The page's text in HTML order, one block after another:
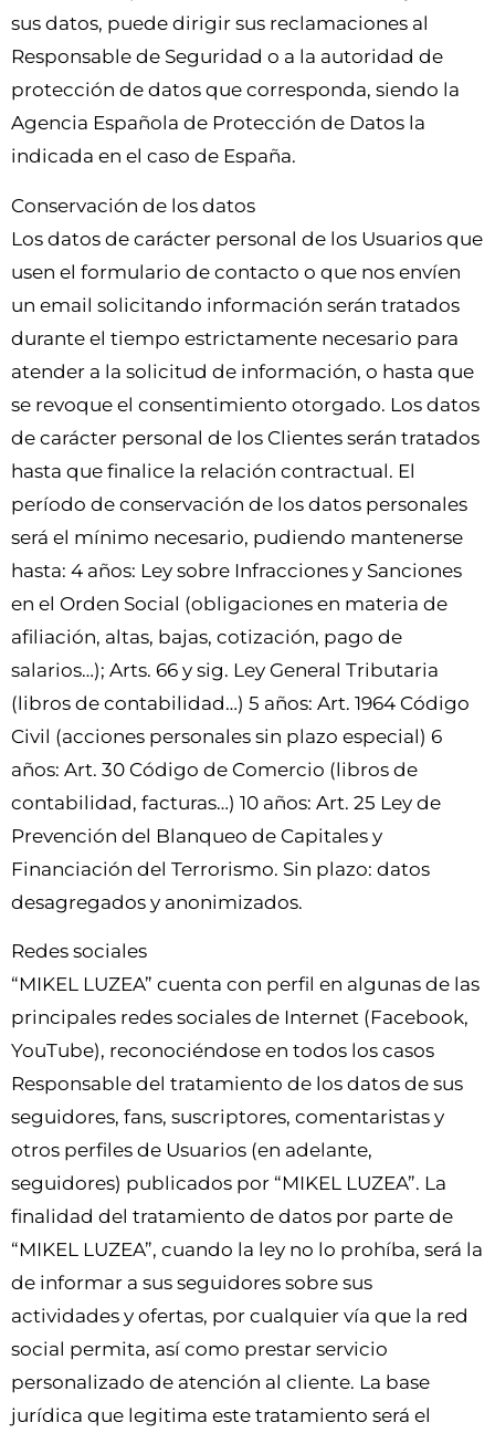
sus datos, puede dirigir sus reclamaciones al
Responsable de Seguridad o a la autoridad de
protección de datos que corresponda, siendo la
Agencia Española de Protección de Datos la
indicada en el caso de España.
Conservación de los datos
Los datos de carácter personal de los Usuarios que
usen el formulario de contacto o que nos envíen
un email solicitando información serán tratados
durante el tiempo estrictamente necesario para
atender a la solicitud de información, o hasta que
se revoque el consentimiento otorgado. Los datos
de carácter personal de los Clientes serán tratados
hasta que finalice la relación contractual. El
período de conservación de los datos personales
será el mínimo necesario, pudiendo mantenerse
hasta: 4 años: Ley sobre Infracciones y Sanciones
en el Orden Social (obligaciones en materia de
afiliación, altas, bajas, cotización, pago de
salarios…); Arts. 66 y sig. Ley General Tributaria
(libros de contabilidad…) 5 años: Art. 1964 Código
Civil (acciones personales sin plazo especial) 6
años: Art. 30 Código de Comercio (libros de
contabilidad, facturas…) 10 años: Art. 25 Ley de
Prevención del Blanqueo de Capitales y
Financiación del Terrorismo. Sin plazo: datos
desagregados y anonimizados.
Redes sociales
“MIKEL LUZEA” cuenta con perfil en algunas de las
principales redes sociales de Internet (Facebook,
YouTube), reconociéndose en todos los casos
Responsable del tratamiento de los datos de sus
seguidores, fans, suscriptores, comentaristas y
otros perfiles de Usuarios (en adelante,
seguidores) publicados por “MIKEL LUZEA”. La
finalidad del tratamiento de datos por parte de
“MIKEL LUZEA”, cuando la ley no lo prohíba, será la
de informar a sus seguidores sobre sus
actividades y ofertas, por cualquier vía que la red
social permita, así como prestar servicio
personalizado de atención al cliente. La base
jurídica que legitima este tratamiento será el